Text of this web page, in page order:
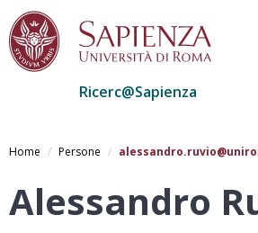
al
principale
Ricerc@Sapienza
Home Persone
Alessandro